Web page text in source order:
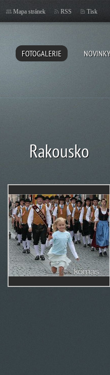
FOTOGALERIE NOVINKY
Mapa stránek RSS Tisk
Rakousko